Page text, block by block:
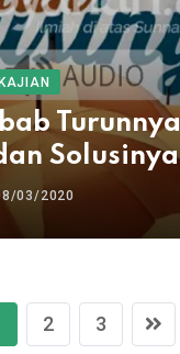
Turunnya
Solusinya
03/2020
2 3